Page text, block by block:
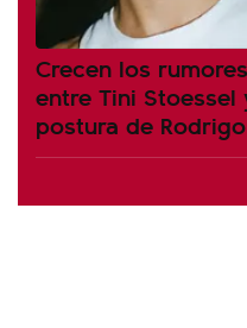
Crecen los
entre Tini Stoessel
postura de Rodrigo